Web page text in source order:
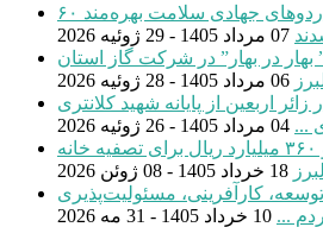
۶۰ هزار البرزی از خدمات اردوهای جهادی سلامت بهره‌مند
07 مرداد 1405 - 29 ژوئیه 2026
بهار در بهار” در شرکت گاز استان
06 مرداد 1405 - 28 ژوئیه 2026
بیش از ۱۱ هزار زائر اربعین از پایانه شهید کلانتری
... 04 مرداد 1405 - 26 ژوئیه 2026
اختصاص ۲ هزار و ۳۶۰ میلیارد ریال برای تصفیه خانه
18 خرداد 1405 - 08 ژوئن 2026
کارآفرینی، مسئولیت‌پذیری
... 10 خرداد 1405 - 31 مه 2026